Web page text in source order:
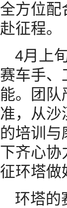
全方位配
赴征程。
4月上
赛车手、
能。团队
准，从沙
的培训与
下齐心协
征环塔做
环塔的